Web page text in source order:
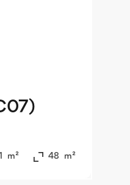
m² 48 m²